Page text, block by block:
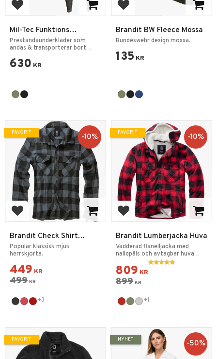
Lägg till i favoriter
Mil-Tec Funktions
Underställ Performance
4-vägs stretch
Prestandaunderkläder som
andas & transporterar bort
630 KR
Lägg till i favoriter
Brandit BW Fleece Mössa
Bundeswehr design mössa.
135 KR
Lägg till i favoriter
Brandit Check Shirt
Flanellskjorta
Populär klassisk mjuk
herrskjorta.
449 KR
499 KR
10%
FAVORIT
+3
Lägg till i favoriter
Brandit Lumberjacka Huva
Vadderad flanelljacka med
nallepäls och avtagbar huva
med dragsko.
809 KR
899 KR
10%
FAVORIT
+1
FAVORIT 50%
NYHET